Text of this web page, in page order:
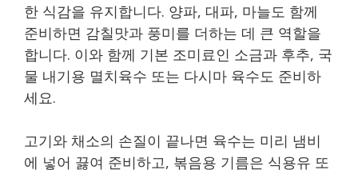
한 식감을 유지합니다. 양파, 대파, 마늘도 함께
준비하면 감칠맛과 풍미를 더하는 데 큰 역할을
합니다. 이와 함께 기본 조미료인 소금과 후추, 국
물 내기용 멸치육수 또는 다시마 육수도 준비하
세요.
고기와 채소의 손질이 끝나면 육수는 미리 냄비
에 넣어 끓여 준비하고, 볶음용 기름은 식용유 또